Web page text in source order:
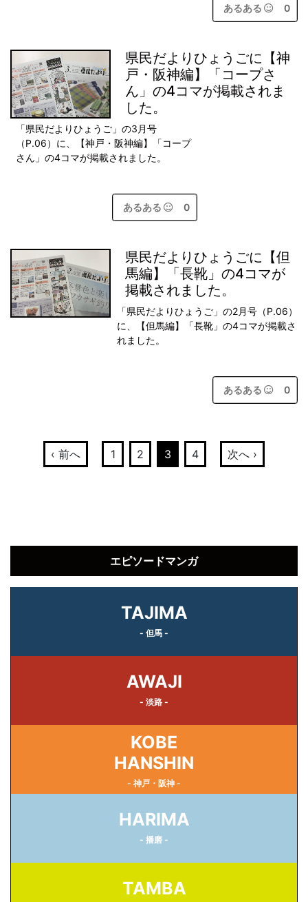
あるある 0
県民だよりひょうごに【神
戸・阪神編】「コープさ
ん」の4コマが掲載されま
した。
「県民だよりひょうご」の3月号
（P.06）に、【神戸・阪神編】「コープ
さん」の4コマが掲載されました。
あるある 0
県民だよりひょうごに【但
馬編】「長靴」の4コマが
掲載されました。
「県民だよりひょうご」の2月号（P.06）
に、【但馬編】「長靴」の4コマが掲載さ
れました。
あるある 0
‹ 前へ 1 2 3 4 次へ ›
エピソードマンガ
TAJIMA
- 但馬 -
AWAJI
- 淡路 -
KOBE
HANSHIN
- 神戸・阪神 -
HARIMA
- 播磨 -
TAMBA